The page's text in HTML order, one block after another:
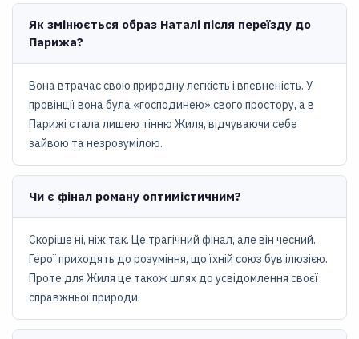
Як змінюється образ Наталі після переїзду до
Парижа?
Вона втрачає свою природну легкість і впевненість. У
провінції вона була «господинею» свого простору, а в
Парижі стала лишею тінню Жиля, відчуваючи себе
зайвою та незрозумілою.
Чи є фінал роману оптимістичним?
Скоріше ні, ніж так. Це трагічний фінал, але він чесний.
Герої приходять до розуміння, що їхній союз був ілюзією.
Проте для Жиля це також шлях до усвідомлення своєї
справжньої природи.